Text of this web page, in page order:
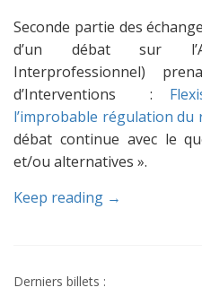
Seconde partie des
d’un débat sur
Interprofessionnel)
d’Interventions :
l’improbable régulation
débat continue avec le
et/ou alternatives ».
Keep reading →
Derniers billets :